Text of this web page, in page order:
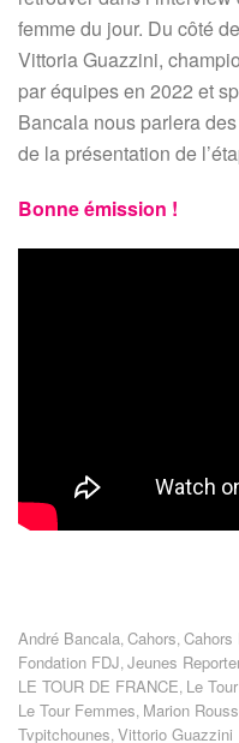
femme du jour. Du côté
Vittoria Guazzini,
par équipes en 2022 et
Bancala nous parlera
de la présentation de
Bonne émission !
André Bancala Cahors Cahors
Fondation FDJ Jeunes
LE TOUR DE FRANCE Le
Le Tour Femmes Marion
Tvpitchounes Vittorio Guazzini